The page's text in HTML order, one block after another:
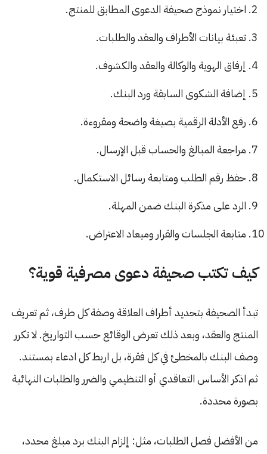
اختيار نموذج صحيفة الدعوى المطابق للمنتج.
تعبئة بيانات الأطراف والعقد والطلبات.
إرفاق الهوية والوكالة والعقد والكشوف.
إضافة الشكوى السابقة ورد البنك.
رفع الأدلة الرقمية بصيغة واضحة ومقروءة.
مراجعة المبالغ والحساب قبل الإرسال.
حفظ رقم الطلب ومتابعة رسائل الاستكمال.
الرد على مذكرة البنك ضمن المهلة.
متابعة الجلسات والقرار وميعاد الاعتراض.
كيف تكتب صحيفة دعوى مصرفية قوية؟
تبدأ الصحيفة بتحديد أطراف العلاقة وصفة كل طرف، ثم تعريف
المنتج والعقد، وبعد ذلك تعرض الوقائع حسب التواريخ. لا تكرر
وصف البنك بالمخطئ في كل فقرة، بل اربط كل ادعاء بمستند.
ثم اذكر الأساس التعاقدي أو التنظيمي والضرر والطلبات النهائية
بصورة محددة.
من الأفضل فصل الطلبات، مثل: إلزام البنك برد مبلغ محدد،